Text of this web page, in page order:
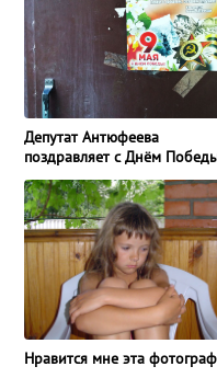
Депутат Антюфеева
поздравляет с Днём
Нравится мне эта